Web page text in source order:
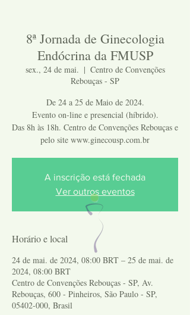
8ª Jornada de Ginecologia
Endócrina da FMUSP
sex., 24 de mai.
  |
Centro de Convenções
Rebouças - SP
De 24 a 25 de Maio de 2024.
Evento on-line e presencial (híbrido).
Das 8h às 18h. Centro de Convenções Rebouças e
pelo site www.ginecousp.com.br
A inscrição está fechada
Ver outros eventos
Horário e local
24 de mai. de 2024, 08:00 BRT – 25 de mai. de
2024, 08:00 BRT
Centro de Convenções Rebouças - SP, Av.
Rebouças, 600 - Pinheiros, São Paulo - SP,
05402-000, Brasil